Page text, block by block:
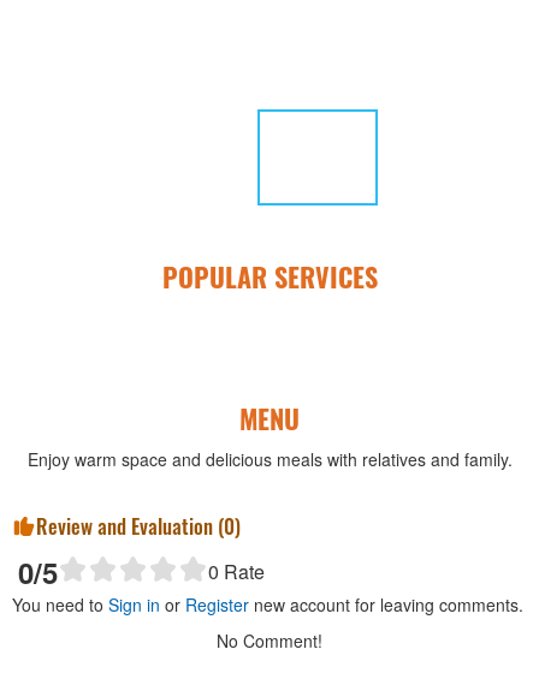
POPULAR SERVICES
MENU
Enjoy warm space and delicious meals with relatives and family.
Review and Evaluation (0)
0/5 0 Rate
You need to Sign in or Register new account for leaving comments.
No Comment!